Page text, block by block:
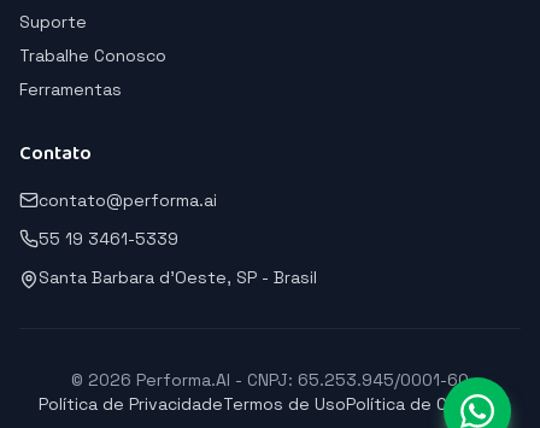
Suporte
Trabalhe Conosco
Ferramentas
Contato
contato@performa.ai
55 19 3461-5339
Santa Barbara d'Oeste, SP - Brasil
© 2026 Performa.AI - CNPJ: 65.253.945/0001-60
Política de PrivacidadeTermos de UsoPolítica de Cookies